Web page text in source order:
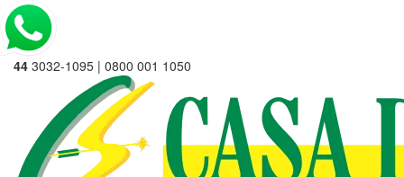
44 3032-1095 | 0800 001 1050